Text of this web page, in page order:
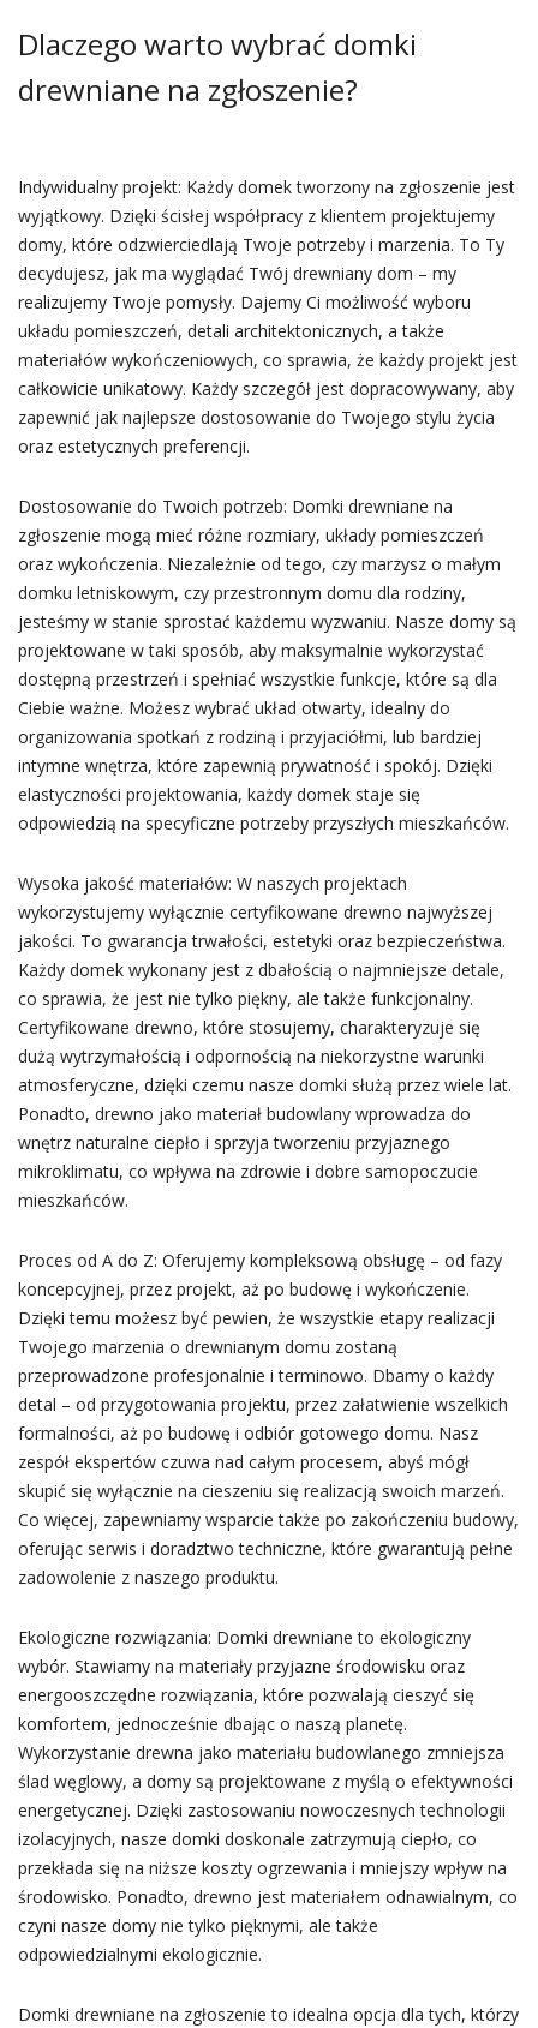
Dlaczego warto wybrać domki
drewniane na zgłoszenie?
Indywidualny projekt: Każdy domek tworzony na zgłoszenie jest
wyjątkowy. Dzięki ścisłej współpracy z klientem projektujemy
domy, które odzwierciedlają Twoje potrzeby i marzenia. To Ty
decydujesz, jak ma wyglądać Twój drewniany dom – my
realizujemy Twoje pomysły. Dajemy Ci możliwość wyboru
układu pomieszczeń, detali architektonicznych, a także
materiałów wykończeniowych, co sprawia, że każdy projekt jest
całkowicie unikatowy. Każdy szczegół jest dopracowywany, aby
zapewnić jak najlepsze dostosowanie do Twojego stylu życia
oraz estetycznych preferencji.
Dostosowanie do Twoich potrzeb: Domki drewniane na
zgłoszenie mogą mieć różne rozmiary, układy pomieszczeń
oraz wykończenia. Niezależnie od tego, czy marzysz o małym
domku letniskowym, czy przestronnym domu dla rodziny,
jesteśmy w stanie sprostać każdemu wyzwaniu. Nasze domy są
projektowane w taki sposób, aby maksymalnie wykorzystać
dostępną przestrzeń i spełniać wszystkie funkcje, które są dla
Ciebie ważne. Możesz wybrać układ otwarty, idealny do
organizowania spotkań z rodziną i przyjaciółmi, lub bardziej
intymne wnętrza, które zapewnią prywatność i spokój. Dzięki
elastyczności projektowania, każdy domek staje się
odpowiedzią na specyficzne potrzeby przyszłych mieszkańców.
Wysoka jakość materiałów: W naszych projektach
wykorzystujemy wyłącznie certyfikowane drewno najwyższej
jakości. To gwarancja trwałości, estetyki oraz bezpieczeństwa.
Każdy domek wykonany jest z dbałością o najmniejsze detale,
co sprawia, że jest nie tylko piękny, ale także funkcjonalny.
Certyfikowane drewno, które stosujemy, charakteryzuje się
dużą wytrzymałością i odpornością na niekorzystne warunki
atmosferyczne, dzięki czemu nasze domki służą przez wiele lat.
Ponadto, drewno jako materiał budowlany wprowadza do
wnętrz naturalne ciepło i sprzyja tworzeniu przyjaznego
mikroklimatu, co wpływa na zdrowie i dobre samopoczucie
mieszkańców.
Proces od A do Z: Oferujemy kompleksową obsługę – od fazy
koncepcyjnej, przez projekt, aż po budowę i wykończenie.
Dzięki temu możesz być pewien, że wszystkie etapy realizacji
Twojego marzenia o drewnianym domu zostaną
przeprowadzone profesjonalnie i terminowo. Dbamy o każdy
detal – od przygotowania projektu, przez załatwienie wszelkich
formalności, aż po budowę i odbiór gotowego domu. Nasz
zespół ekspertów czuwa nad całym procesem, abyś mógł
skupić się wyłącznie na cieszeniu się realizacją swoich marzeń.
Co więcej, zapewniamy wsparcie także po zakończeniu budowy,
oferując serwis i doradztwo techniczne, które gwarantują pełne
zadowolenie z naszego produktu.
Ekologiczne rozwiązania: Domki drewniane to ekologiczny
wybór. Stawiamy na materiały przyjazne środowisku oraz
energooszczędne rozwiązania, które pozwalają cieszyć się
komfortem, jednocześnie dbając o naszą planetę.
Wykorzystanie drewna jako materiału budowlanego zmniejsza
ślad węglowy, a domy są projektowane z myślą o efektywności
energetycznej. Dzięki zastosowaniu nowoczesnych technologii
izolacyjnych, nasze domki doskonale zatrzymują ciepło, co
przekłada się na niższe koszty ogrzewania i mniejszy wpływ na
środowisko. Ponadto, drewno jest materiałem odnawialnym, co
czyni nasze domy nie tylko pięknymi, ale także
odpowiedzialnymi ekologicznie.
Domki drewniane na zgłoszenie to idealna opcja dla tych, którzy